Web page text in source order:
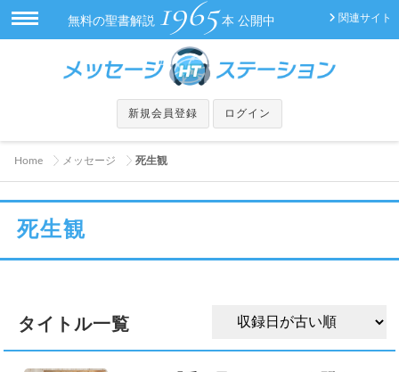
関連サイト
無料の聖書解説 1965 本 公開中
新規会員登録 ログイン
Home メッセージ 死生観
死生観
タイトル一覧